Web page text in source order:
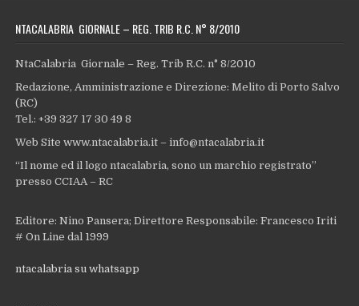
NTACALABRIA GIORNALE – REG. TRIB R.C. N° 8/2010
NtaCalabria Giornale – Reg. Trib R.C. n° 8/2010
Redazione, Amministrazione e Direzione: Melito di Porto Salvo
(RC)
Tel.: +39 327 17 30 49 8
Web Site www.ntacalabria.it – info@ntacalabria.it
“Il nome ed il logo ntacalabria, sono un marchio registrato”
presso CCIAA – RC
Editore: Nino Pansera; Direttore Responsabile: Francesco Iriti
# On Line dal 1999
ntacalabria su whatsapp